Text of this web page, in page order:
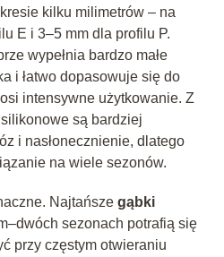
kilku milimetrów – na
E i 3–5 mm dla profilu P.
wypełnia bardzo małe
i łatwo dopasowuje się do
intensywne użytkowanie. Z
są bardziej
i nasłonecznienie, dlatego
na wiele sezonów.
Najtańsze gąbki
sezonach potrafią się
przy częstym otwieraniu